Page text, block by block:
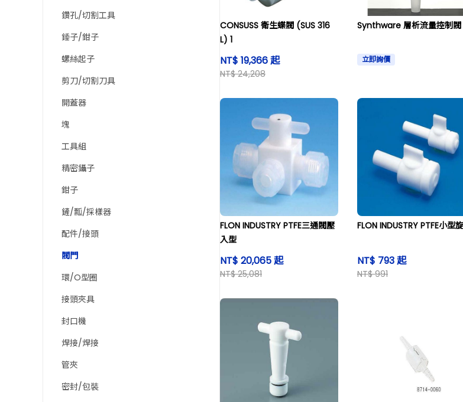
鑽孔/切割工具
錘子/鉗子
螺絲起子
剪刀/切割刀具
開蓋器
塊
工具組
精密鑷子
鉗子
鏟/瓢/採樣器
配件/接頭
閥門
環/O型圈
接頭夾具
封口機
焊接/焊接
管夾
密封/包裝
CONSUSS 衛生蝶閥 (SUS 316
L) 1
NT$ 19,366 起
NT$ 24,208
Synthware 層析流量控制閥
立即詢價
FLON INDUSTRY PTFE三通閥壓
入型
NT$ 20,065 起
NT$ 25,081
FLON INDUSTRY PTFE小型
NT$ 793 起
NT$ 991